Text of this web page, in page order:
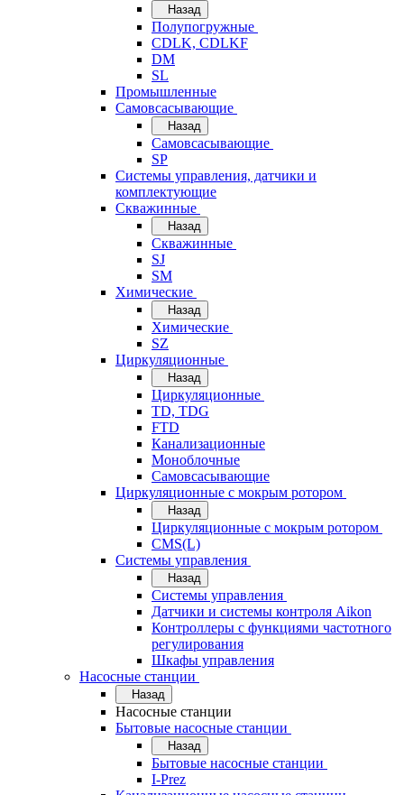
Назад
Полупогружные
CDLK, CDLKF
DM
SL
Промышленные
Самовсасывающие
Назад
Самовсасывающие
SP
Системы управления, датчики и
комплектующие
Скважинные
Назад
Скважинные
SJ
SM
Химические
Назад
Химические
SZ
Циркуляционные
Назад
Циркуляционные
TD, TDG
FTD
Канализационные
Моноблочные
Самовсасывающие
Циркуляционные с мокрым ротором
Назад
Циркуляционные с мокрым ротором
CMS(L)
Системы управления
Назад
Системы управления
Датчики и системы контроля Aikon
Контроллеры с функциями частотного
регулирования
Шкафы управления
Насосные станции
Назад
Насосные станции
Бытовые насосные станции
Назад
Бытовые насосные станции
I-Prez